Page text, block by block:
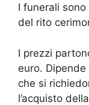
I funerali sono
del rito
I prezzi
euro.
che si
l’acquisto